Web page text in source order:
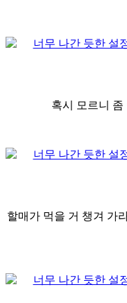
혹시 모르니
할매가 먹을 거 챙겨 가